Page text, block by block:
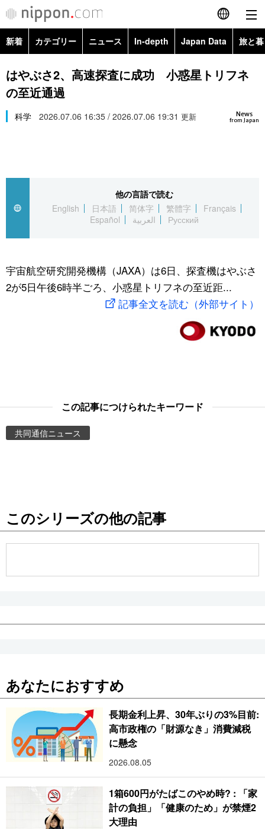
English
简体字
Русский
カテゴリー
経済・ビジネス
国際
文化
トップ
アーカイブ
In-depth
Japan Data
動画/Live
お知らせ
新着 カテゴリー ニュース In-depth Japan Data 旅と
政治・外交
経済・ビジネス
スポーツ・東京2020
Topics
はやぶさ2、高速探査に成功 小惑星トリフネ
の至近通過
News
from Japan
科学 2026.07.06 16:35 / 2026.07.06 19:31 更新
他の言語で読む
English
日本語 简体字 繁體字
Français
Español
العربية Русский
宇宙航空研究開発機構（JAXA）は6日、探査機はやぶさ
2が5日午後6時半ごろ、小惑星トリフネの至近距...
記事全文を読む（外部サイト）
この記事につけられたキーワード
共同通信ニュース
このシリーズの他の記事
あなたにおすすめ
長期金利上昇、30年ぶりの3%目前:
高市政権の「財源なき」消費減税
に懸念
2026.08.05
1箱600円がたばこのやめ時? : 「家
計の負担」「健康のため」が禁煙2
大理由